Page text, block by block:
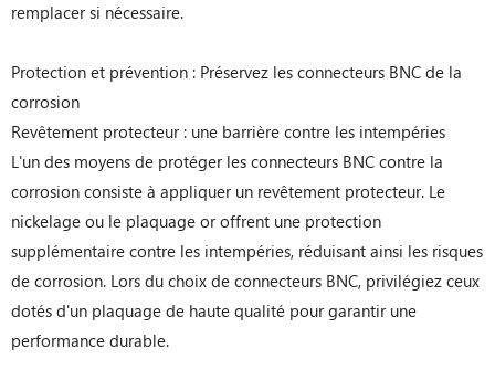
remplacer si nécessaire.
Protection et prévention : Préservez les connecteurs BNC de la
corrosion
Revêtement protecteur : une barrière contre les intempéries
L'un des moyens de protéger les connecteurs BNC contre la
corrosion consiste à appliquer un revêtement protecteur. Le
nickelage ou le plaquage or offrent une protection
supplémentaire contre les intempéries, réduisant ainsi les risques
de corrosion. Lors du choix de connecteurs BNC, privilégiez ceux
dotés d'un plaquage de haute qualité pour garantir une
performance durable.